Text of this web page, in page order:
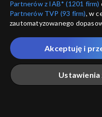
Gra słów. Krzyżówka
odc. 983
Partnerów z IAB* (1201 firm)
Partnerów TVP (93 firm), w
zautomatyzowanego
które wskazujemy poniżej, a
przez nas identyfikatora
Twoje dane osobowe
Ciebie naszych
„Portalem”, w tym
Ustawienia
Akceptuję i